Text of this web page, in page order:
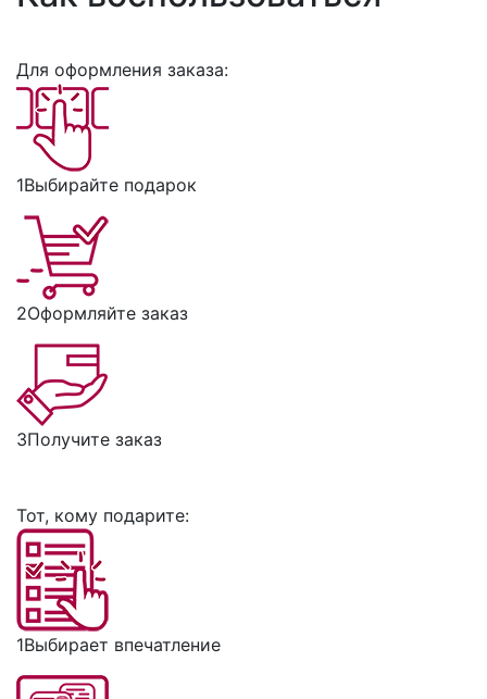
Для оформления заказа:
1Выбирайте подарок
2Оформляйте заказ
3Получите заказ
Тот, кому подарите:
1Выбирает впечатление